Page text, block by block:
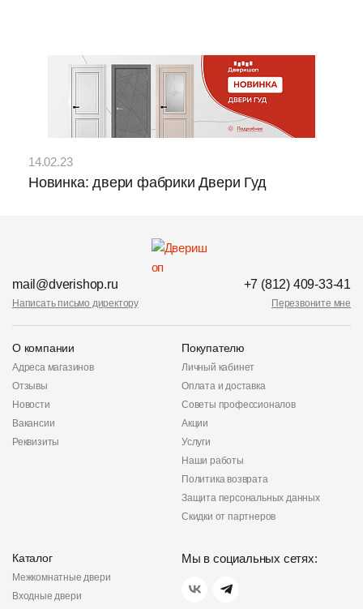
14.02.23
Новинка: двери фабрики Двери Гуд
mail@dverishop.ru
Написать письмо директору
+7 (812) 409-33-41
Перезвоните мне
О компании
Адреса магазинов
Отзывы
Новости
Вакансии
Реквизиты
Покупателю
Личный кабинет
Оплата и доставка
Советы профессионалов
Акции
Услуги
Наши работы
Политика возврата
Защита персональных данных
Скидки от партнеров
Каталог
Межкомнатные двери
Входные двери
Мы в социальных сетях: